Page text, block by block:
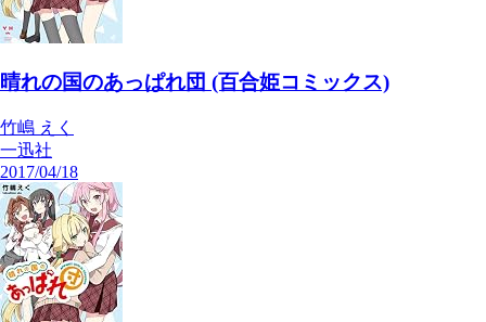
晴れの国のあっぱれ団 (百合姫コミックス)
竹嶋 えく
一迅社
2017/04/18